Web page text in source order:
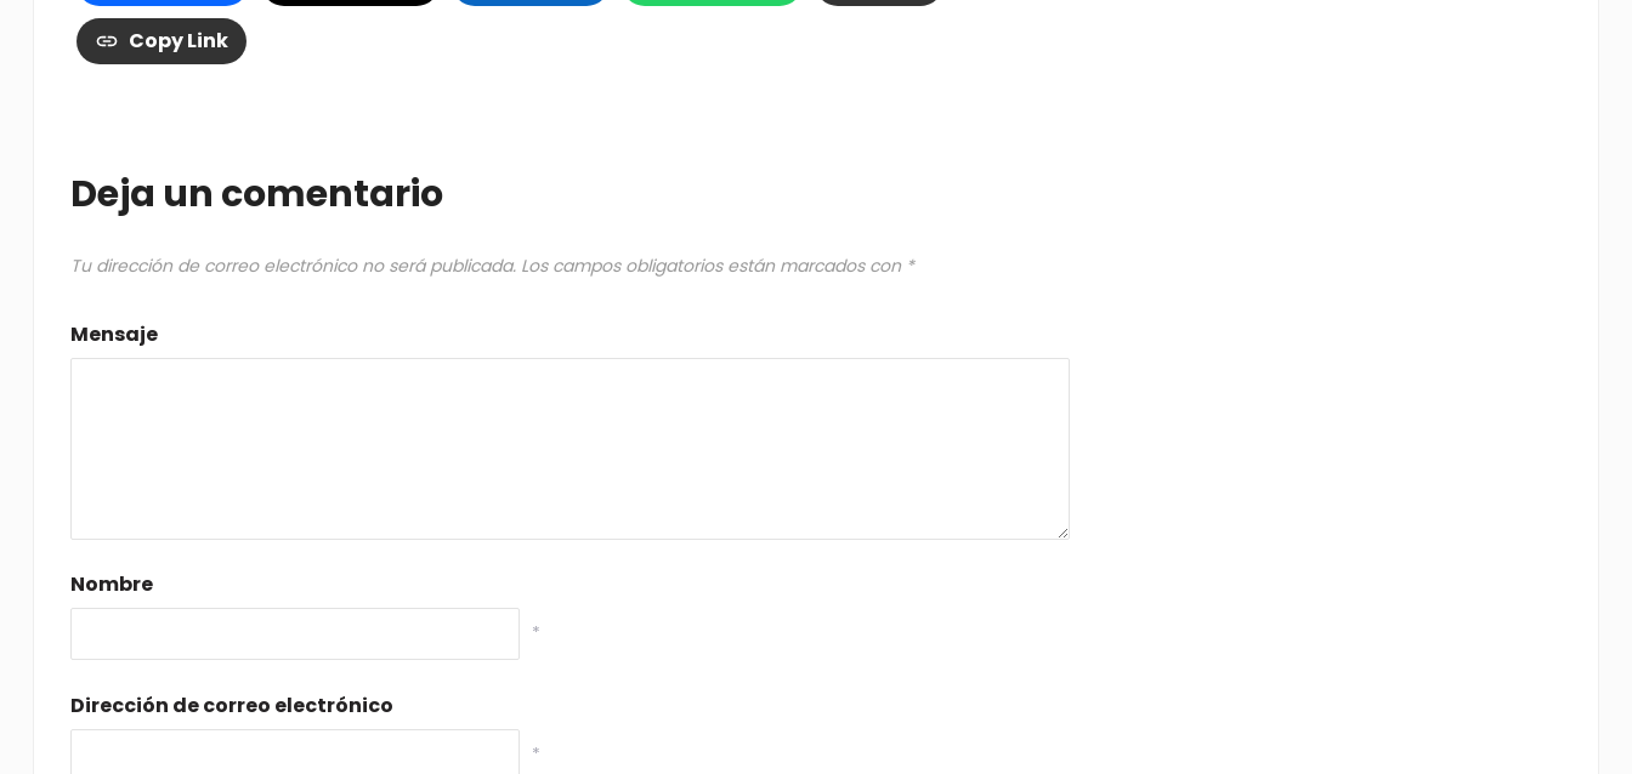
Copy Link
Deja un comentario
Tu dirección de correo electrónico no será publicada. Los campos obligatorios están marcados con *
Mensaje
Nombre
*
Dirección de correo electrónico
*